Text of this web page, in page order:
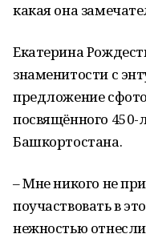
какая она
Екатерина
знаменитости с
предложение
посвящённого
Башкортостана.
– Мне никого не
поучаствовать в
нежностью